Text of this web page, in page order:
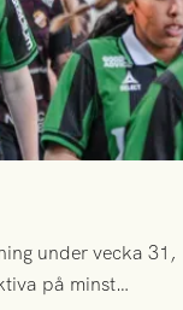
under vecka 31,
på minst